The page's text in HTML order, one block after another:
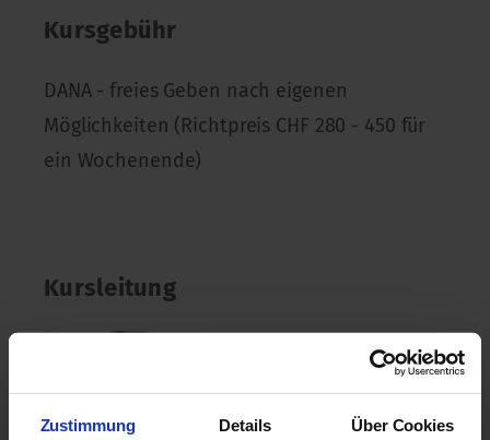
Zustimmung Details Über Cookies
Kursgebühr
DANA - freies Geben nach eigenen
Möglichkeiten (Richtpreis CHF 280 - 450 für
ein Wochenende)
Kursleitung
Susanne STRAUB
Facilitator Holotropes
Psychologie IHTP, ZEN-